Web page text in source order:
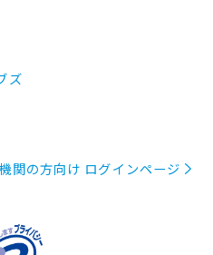
ズ
関の方向け ログインページ